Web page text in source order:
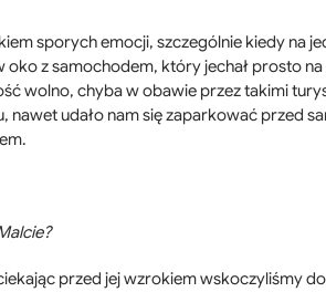
sporych emocji, szczególnie kiedy na
z samochodem, który jechał prosto
wolno, chyba w obawie przez takimi
udało nam się zaparkować przed
przed jej wzrokiem wskoczyliśmy